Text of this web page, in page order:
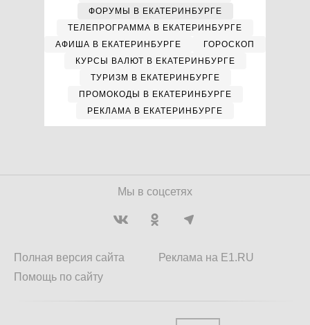
ФОРУМЫ В ЕКАТЕРИНБУРГЕ
ТЕЛЕПРОГРАММА В ЕКАТЕРИНБУРГЕ
АФИША В ЕКАТЕРИНБУРГЕ
ГОРОСКОП
КУРСЫ ВАЛЮТ В ЕКАТЕРИНБУРГЕ
ТУРИЗМ В ЕКАТЕРИНБУРГЕ
ПРОМОКОДЫ В ЕКАТЕРИНБУРГЕ
РЕКЛАМА В ЕКАТЕРИНБУРГЕ
Мы в соцсетях
Полная версия сайта
Помощь по сайту
Реклама на E1.RU